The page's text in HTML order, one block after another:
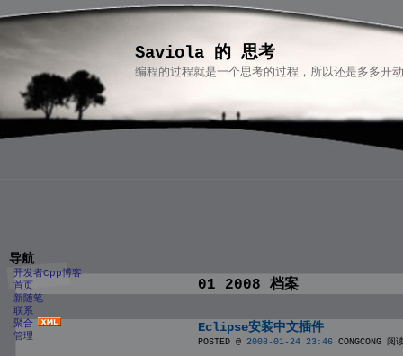
Saviola 的 思考
编程的过程就是一个思考的过程，所以还是多多开
导航
开发者Cpp博客
首页
新随笔
联系
聚合
管理
01 2008 档案
Eclipse安装中文插件
POSTED @ 2008-01-24 23:46 CONGCONG